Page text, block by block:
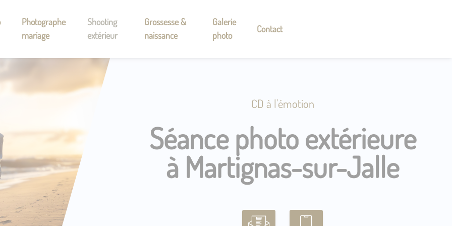
Photographe
mariage
Shooting
extérieur
Grossesse &
naissance
Galerie
photo
Contact
CD à l'émotion
Séance photo extérieure
à Martignas-sur-Jalle